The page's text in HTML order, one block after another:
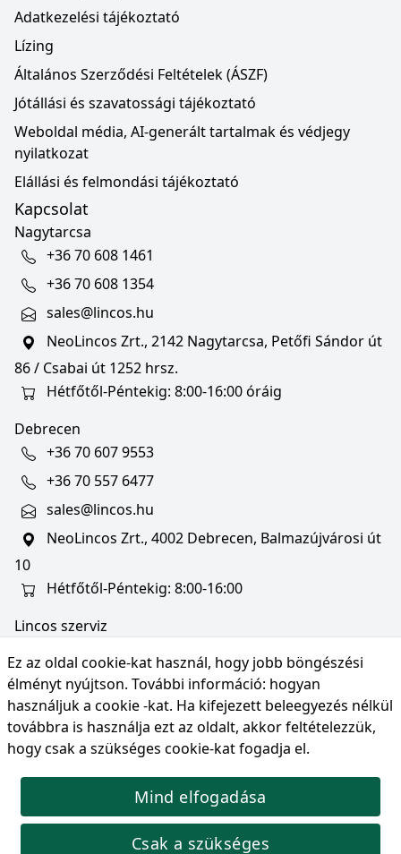
Ez az oldal cookie-kat használ, hogy jobb böngészési
élményt nyújtson. További információ: hogyan
használjuk a cookie -kat. Ha kifejezett beleegyezés nélkül
továbbra is használja ezt az oldalt, akkor feltételezzük,
hogy csak a szükséges cookie-kat fogadja el.
Mind elfogadása
Csak a szükséges
Adatkezelési tájékoztató
Lízing
Általános Szerződési Feltételek (ÁSZF)
Jótállási és szavatossági tájékoztató
Weboldal média, AI-generált tartalmak és védjegy
nyilatkozat
Elállási és felmondási tájékoztató
Kapcsolat
Nagytarcsa
+36 70 608 1461
+36 70 608 1354
sales@lincos.hu
NeoLincos Zrt., 2142 Nagytarcsa, Petőfi Sándor út
86 / Csabai út 1252 hrsz.
Hétfőtől-Péntekig: 8:00-16:00 óráig
Debrecen
+36 70 607 9553
+36 70 557 6477
sales@lincos.hu
NeoLincos Zrt., 4002 Debrecen, Balmazújvárosi út
10
Hétfőtől-Péntekig: 8:00-16:00
Lincos szerviz
NeoLincos Zrt., 4002 Debrecen, Balmazújvárosi út
10
Nyitvatartás: hétfő-péntek 8:00-16:00
© Copyright 2026 NeoLincos Zrt., minden jog
fenntartva.